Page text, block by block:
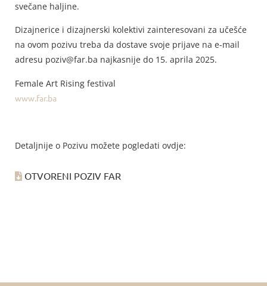
svečane haljine.
Dizajnerice i dizajnerski kolektivi zainteresovani za učešće
na ovom pozivu treba da dostave svoje prijave na e-mail
adresu poziv@far.ba najkasnije do 15. aprila 2025.
Female Art Rising festival
www.far.ba
Detaljnije o Pozivu možete pogledati ovdje:
OTVORENI POZIV FAR